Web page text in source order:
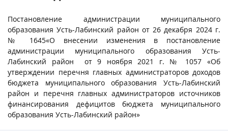
Постановление администрации муниципального
образования Усть-Лабинский район от 26 декабря 2024 г.
№ 1645«О внесении изменения в постановление
администрации муниципального образования Усть-
Лабинский район от 9 ноября 2021 г. № 1057 «Об
утверждении перечня главных администраторов доходов
бюджета муниципального образования Усть-Лабинский
район и перечня главных администраторов источников
финансирования дефицитов бюджета муниципального
образования Усть-Лабинский район»